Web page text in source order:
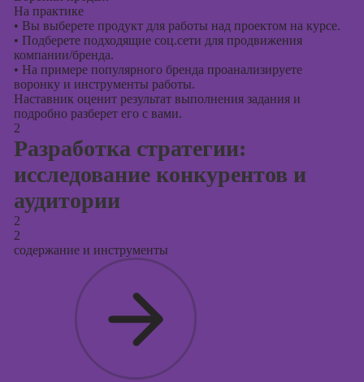
На практике
• Вы выберете продукт для работы над проектом на курсе.
• Подберете подходящие соц.сети для продвижения
компании/бренда.
• На примере популярного бренда проанализируете
воронку и инструменты работы.
Наставник оценит результат выполнения задания и
подробно разберет его с вами.
2
Разработка стратегии:
исследование конкурентов и
аудитории
2
2
содержание и инструменты